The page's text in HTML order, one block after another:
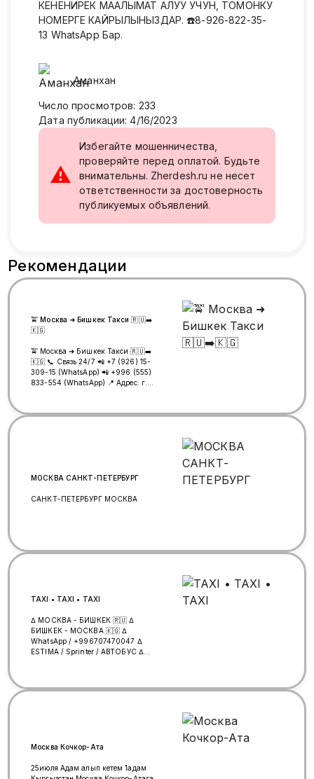
КЕНЕНИРЕК МААЛЫМАТ АЛУУ УЧУН, ТОМОНКУ
НОМЕРГЕ КАЙРЫЛЫНЫЗДАР. ☎️8-926-822-35-
13 WhatsApp Бар.
Аманхан
Число просмотров: 233
Дата публикации: 4/16/2023
⚠
Избегайте мошенничества,
проверяйте перед оплатой. Будьте
внимательны. Zherdesh.ru не несет
ответственности за достоверность
публикуемых объявлений.
Рекомендации
🚖 Москва ➜ Бишкек Такси 🇷🇺➡️
🇰🇬
🚖 Москва ➜ Бишкек Такси 🇷🇺➡️
🇰🇬 📞 Связь 24/7 📲 +7 (926) 15-
309-15 (WhatsApp) 📲 +996 (555)
833-554 (WhatsApp) 📍 Адрес: г.
Отправка КАЖДЫЙ ДЕНЬ!
состоянии не берем.
ВНИМАНИЕ! ❌ Не переводите
━━━━━━━━━━━━━━━━━━━ ⭐ Почему
Поможем с багажом
Доверьтесь нам — и не ошибётесь!
🌟 Желаем вам счастливой,
спокойной и безопасной дороги! 🚐
Москва 🇷🇺 ➜ Бишкек 🇰🇬 —
МОСКВА САНКТ-ПЕТЕРБУРГ
САНКТ-ПЕТЕРБУРГ МОСКВА
TAXI • TAXI • TAXI
∆ МОСКВА - БИШКЕК 🇷🇺 ∆
БИШКЕК - МОСКВА 🇰🇬 ∆
WhatsApp / +996707470047 ∆
ESTIMA / Sprinter / АВТОБУС ∆
Москва Кочкор-Ата
25июля Адам алып кетем 1адам